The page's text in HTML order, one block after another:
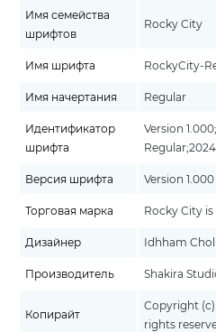
Имя семейства
шрифтов
Rocky City
Имя шрифта RockyCity-
Имя начертания Regular
Идентификатор
шрифта
Version
Версия шрифта Version 1.000
Торговая марка Rocky City
Дизайнер Idhham
Производитель Shakira
Копирайт
Copyright (c)
rights